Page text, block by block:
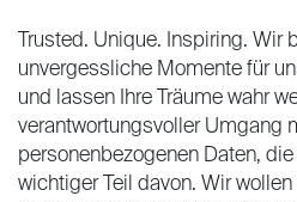
Trusted. Unique. Inspiring. Wir
unvergessliche Momente für
und lassen Ihre Träume wahr
verantwortungsvoller Umgang
personenbezogenen Daten,
wichtiger Teil davon. Wir